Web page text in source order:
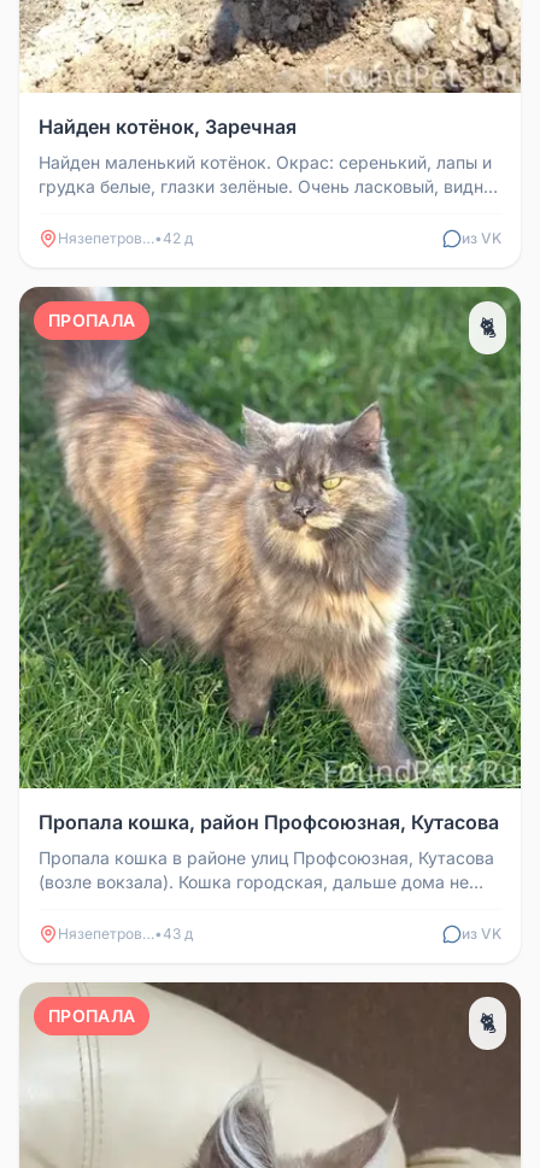
Найден котёнок, Заречная
Найден маленький котёнок. Окрас: серенький, лапы и
грудка белые, глазки зелёные. Очень ласковый, видно,
Нязепетровск•42 д из VK
ПРОПАЛА 🐈
Пропала кошка, район Профсоюзная, Кутасова
Пропала кошка в районе улиц Профсоюзная, Кутасова
(возле вокзала). Кошка городская, дальше дома не
Нязепетровск•43 д из VK
ПРОПАЛА 🐈